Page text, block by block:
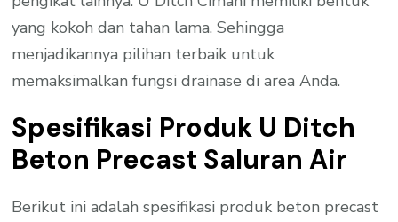
yang kokoh dan tahan lama. Sehingga
menjadikannya pilihan terbaik untuk
memaksimalkan fungsi drainase di area Anda.
Spesifikasi Produk U Ditch
Beton Precast Saluran Air
Berikut ini adalah spesifikasi produk beton precast